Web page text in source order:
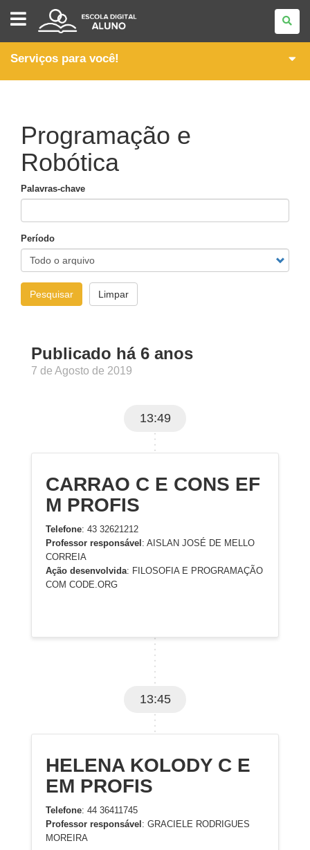
ESCOLA
DIGITAL
-
ALUNO
Serviços para você!
Programação e
Robótica
Palavras-chave
Período
Pesquisar Limpar
Publicado há 6 anos
7 de Agosto de 2019
13:49
CARRAO C E CONS EF
M PROFIS
Telefone: 43 32621212
Professor responsável : AISLAN JOSÉ DE MELLO
CORREIA
Ação desenvolvida: FILOSOFIA E PROGRAMAÇÃO
COM CODE.ORG
13:45
HELENA KOLODY C E
EM PROFIS
Telefone: 44 36411745
Professor responsável : GRACIELE RODRIGUES
MOREIRA